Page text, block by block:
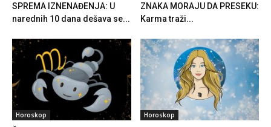
SPREMA IZNENAĐENJA: U
narednih 10 dana dešava se...
ZNAKA MORAJU DA PRESEKU:
Karma traži...
Horoskop Horoskop